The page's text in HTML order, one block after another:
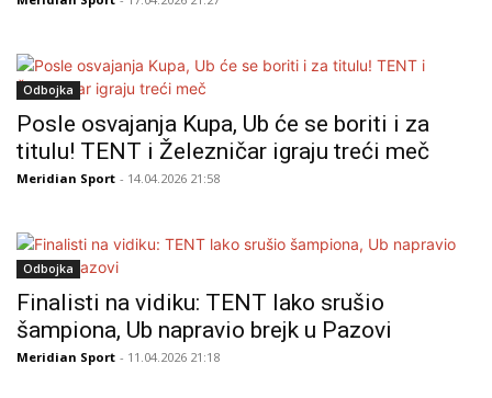
Odbojka
Posle osvajanja Kupa, Ub će se boriti i za
titulu! TENT i Železničar igraju treći meč
Meridian Sport - 14.04.2026 21:58
Odbojka
Finalisti na vidiku: TENT lako srušio
šampiona, Ub napravio brejk u Pazovi
Meridian Sport - 11.04.2026 21:18